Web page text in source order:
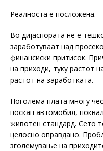
Реалноста е посложена.
Во дијаспората не е
заработуваат над
финансиски притисок.
на приходи, туку растот
растот на заработката.
Поголема плата многу
поскап автомобил,
животен стандард. Сето
целосно оправдано.
зголемување на